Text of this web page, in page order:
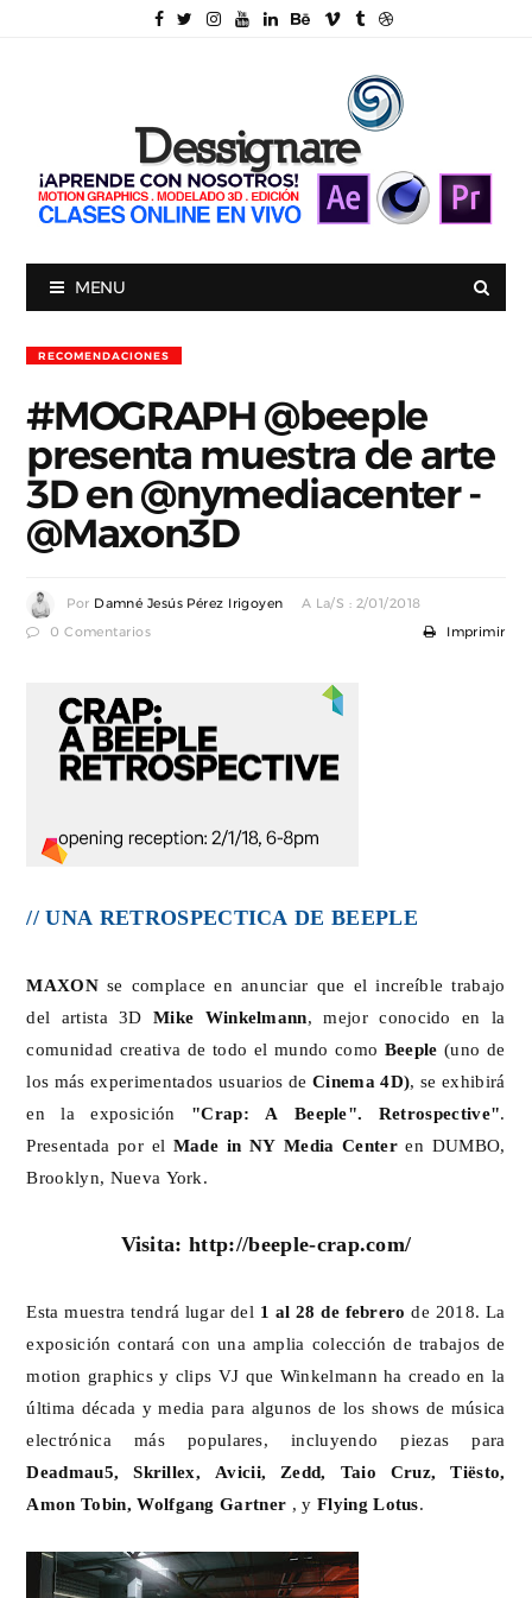
MENU
RECOMENDACIONES
#MOGRAPH @beeple
presenta muestra de arte
3D en @nymediacenter -
@Maxon3D
Por Damné Jesús Pérez Irigoyen A La/s : 2/01/2018
0 Comentarios Imprimir
// UNA RETROSPECTICA DE BEEPLE
MAXON se complace en anunciar que el increíble trabajo
del artista 3DMike Winkelmann , mejor conocido en la
comunidad creativa de todo el mundo como Beeple(uno de
los más experimentados usuarios de Cinema 4D) , se exhibirá
en la exposición "Crap: A Beeple". Retrospective"
Presentada por el Made in NY Media Centeren DUMBO,
Brooklyn, Nueva York.
Visita:http://beeple-crap.com/
Esta muestra tendrá lugar del 1 al 28 de febrerode 2018. La
exposición contará con una amplia colección de trabajos de
motion graphics y clips VJ que Winkelmann ha creado en la
última década y media para algunos de los shows de música
electrónica más populares, incluyendo piezas para
Deadmau5, Skrillex, Avicii, Zedd, Taio Cruz, Tiësto,
Amon Tobin, Wolfgang Gartner
, y Flying Lotus